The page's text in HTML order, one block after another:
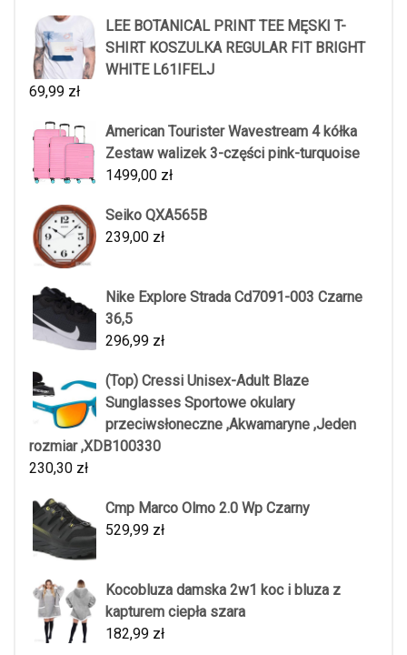
LEE BOTANICAL PRINT TEE MĘSKI T-
SHIRT KOSZULKA REGULAR FIT BRIGHT
WHITE L61IFELJ
69,99 zł
American Tourister Wavestream 4 kółka
Zestaw walizek 3-części pink-turquoise
1499,00 zł
Seiko QXA565B
239,00 zł
Nike Explore Strada Cd7091-003 Czarne
36,5
296,99 zł
(Top) Cressi Unisex-Adult Blaze
Sunglasses Sportowe okulary
przeciwsłoneczne ,Akwamaryne ,Jeden
rozmiar ,XDB100330
230,30 zł
Cmp Marco Olmo 2.0 Wp Czarny
529,99 zł
Kocobluza damska 2w1 koc i bluza z
kapturem ciepła szara
182,99 zł